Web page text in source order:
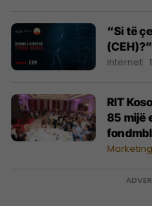
“Si të
(CEH)?”
Internet
RIT
85 mijë
mysafir
Marketing